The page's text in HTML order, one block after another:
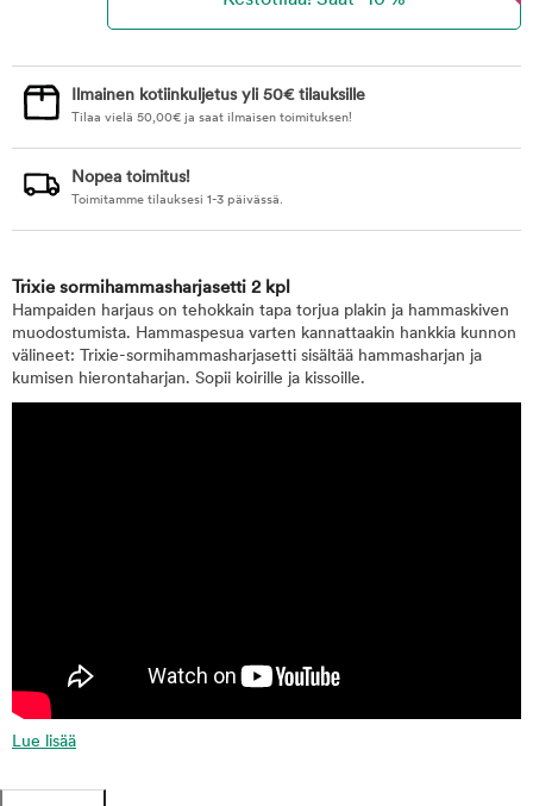
Ilmainen kotiinkuljetus yli 50€ tilauksille
Tilaa vielä 50,00€ ja saat ilmaisen toimituksen!
Nopea toimitus!
Toimitamme tilauksesi 1-3 päivässä.
Trixie sormihammasharjasetti 2 kpl
Hampaiden harjaus on tehokkain tapa torjua plakin ja hammaskiven
muodostumista. Hammaspesua varten kannattaakin hankkia kunnon
välineet: Trixie-sormihammasharjasetti sisältää hammasharjan ja
kumisen hierontaharjan. Sopii koirille ja kissoille.
Lue lisää